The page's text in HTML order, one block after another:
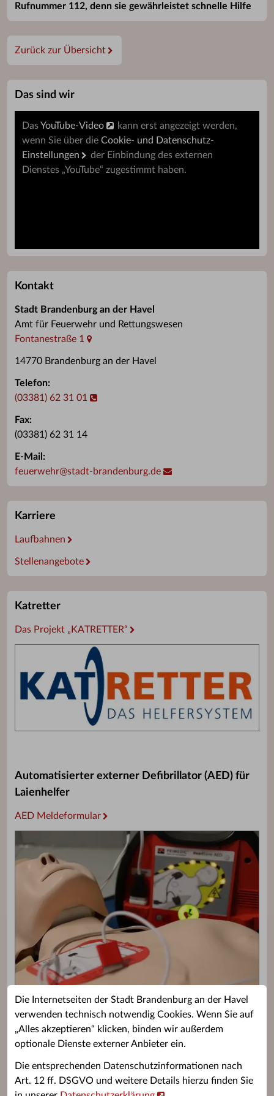
Die Internetseiten der Stadt Brandenburg an der Havel
verwenden technisch notwendig Cookies. Wenn Sie auf
„Alles akzeptieren“ klicken, binden wir außerdem
optionale Dienste externer Anbieter ein.
Die entsprechenden Datenschutzinformationen nach
Art. 12 ff. DSGVO und weitere Details hierzu finden Sie
Rufnummer 112, denn sie gewährleistet schnelle Hilfe
Zurück zur Übersicht
Das sind wir
DasYouTube-Video
kann erst angezeigt werden,
wenn Sie über die Cookie- und Datenschutz-
Einstellungen
der Einbindung des externen
Dienstes „YouTube“ zugestimmt haben.
Kontakt
Stadt Brandenburg an der Havel
Amt für Feuerwehr und Rettungswesen
Fontanestraße 1
14770 Brandenburg an der Havel
Telefon:
(03381) 62 31 01
Fax:
(03381) 62 31 14
E-Mail:
feuerwehr@stadt-brandenburg.de
Karriere
Laufbahnen
Stellenangebote
Katretter
Das Projekt „KATRETTER“
Automatisierter externer Defibrillator (AED) für
Laienhelfer
AED Meldeformular
Schnell gefunden
www.stadt-brandenburg.de